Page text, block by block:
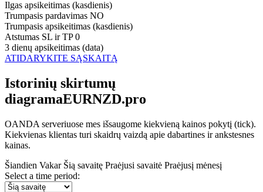
Ilgas apsikeitimas (kasdienis)
Trumpasis pardavimas NO
Trumpasis apsikeitimas (kasdienis)
Atstumas SL ir TP 0
3 dienų apsikeitimas (data)
ATIDARYKITE SĄSKAITĄ
Istorinių skirtumų
diagramaEURNZD.pro
OANDA serveriuose mes išsaugome kiekvieną kainos pokytį (tick).
Kiekvienas klientas turi skaidrų vaizdą apie dabartines ir ankstesnes
kainas.
Šiandien Vakar Šią savaitę Praėjusi savaitė Praėjusį mėnesį
Select a time period: